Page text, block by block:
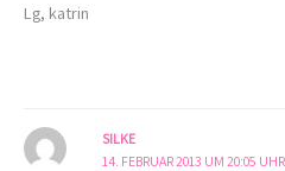
Lg, katrin
SILKE
14. FEBRUAR 2013 UM 20:05 UHR